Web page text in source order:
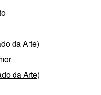
da Arte)
da Arte)